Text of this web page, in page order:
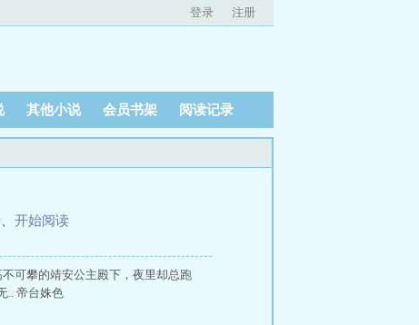
登录 注册
其他小说 会员书架 阅读记录
开始阅读
可攀的靖安公主殿下，夜里却总跑
.. 帝台姝色